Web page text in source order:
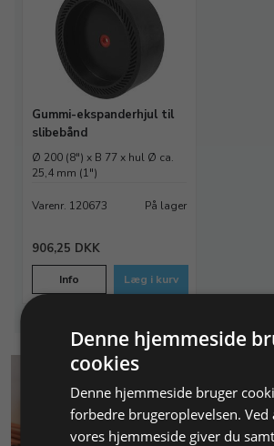
Gummi-ekspanderhjul til
slibebånd
Ø 200 (8") x B 77 x hul Ø ca.
25,4 mm (1")
Varenr. 120673 På lager
906,25 DKK
Info Læg i kurv
Denne hjemmeside
cookies
Denne hjemmeside bruger
forbedre brugeroplevelsen. Ved
vores hjemmeside giver du